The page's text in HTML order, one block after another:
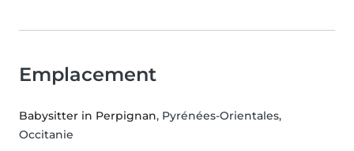
Emplacement
Babysitter in Perpignan, Pyrénées-Orientales,
Occitanie